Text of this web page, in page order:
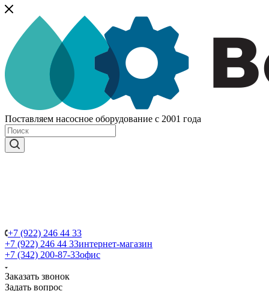
Поставляем насосное оборудование с 2001 года
+7 (922) 246 44 33
+7 (922) 246 44 33интернет-магазин
+7 (342) 200-87-33офис
Заказать звонок
Задать вопрос